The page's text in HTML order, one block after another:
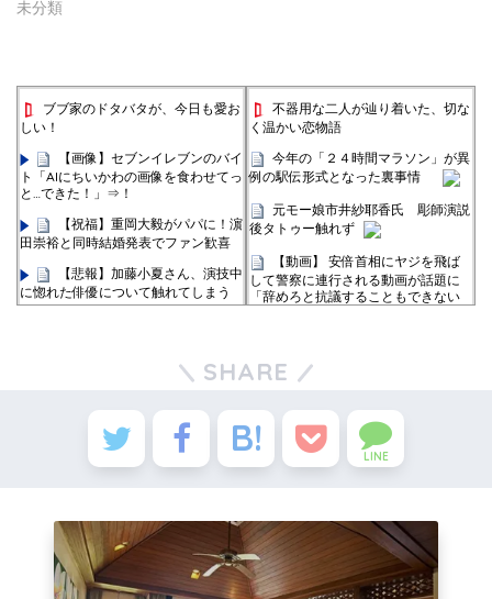
未分類
ブブ家のドタバタが、今日も愛お
しい！
【画像】セブンイレブンのバイ
ト「AIにちいかわの画像を食わせてっ
と…できた！」⇒！
【祝福】重岡大毅がパパに！濵
田崇裕と同時結婚発表でファン歓喜
【悲報】加藤小夏さん、演技中
に惚れた俳優について触れてしまう
方々のおかげです」
ドラゴンボール最新強さランキ
三大アイドルアニメ、決まる
おジャ魔女どれみ：YouTube
で全51話配信 関弘美P「ファンの
方々のおかげです」
不器用な二人が辿り着いた、切な
く温かい恋物語
今年の「２４時間マラソン」が異
例の駅伝形式となった裏事情
元モー娘市井紗耶香氏 彫師演説
後タトゥー触れず
【動画】 安倍首相にヤジを飛ば
して警察に連行される動画が話題に
「辞めろと抗議することもできない
ュースが解き明かしてしまう
い」 １３人全員に呼びかけ
【ネコ】大地が揺れた！
衝く！」
会話するネコ達
ネコは眠らない｡
SHARE
LINE